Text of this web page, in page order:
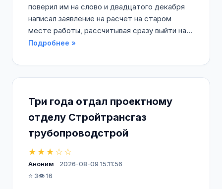
поверил им на слово и двадцатого декабря
написал заявление на расчет на старом
месте работы, рассчитывая сразу выйти на...
Подробнее »
Три года отдал проектному
отделу Стройтрансгаз
трубопроводстрой
★★★☆☆
Аноним
2026-08-09 15:11:56
⭐ 3👁️ 16